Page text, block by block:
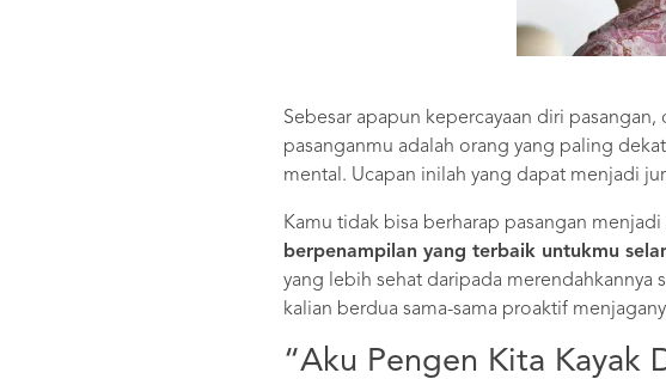
Sebesar apapun kepercayaan diri
pasanganmu adalah orang yang paling
mental. Ucapan inilah yang dapat menjadi
Kamu tidak bisa berharap pasangan menjadi
berpenampilan yang terbaik untukmu
yang lebih sehat daripada merendahkannya
kalian berdua sama-sama proaktif
“Aku Pengen Kita Kayak